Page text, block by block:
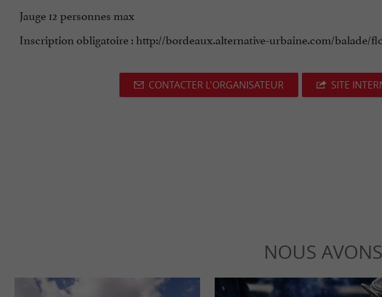
Jauge 12 personnes max
Inscription obligatoire : http://bordeaux.alternative-urbaine.com/balade/
CONTACTER L'ORGANISATEUR SITE
NOUS